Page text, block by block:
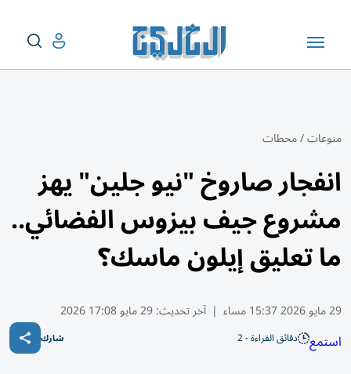
منوعات/محطات
انفجار صاروخ "نيو جلين" يهز
مشروع جيف بيزوس الفضائي..
ما تعليق إيلون ماسك؟
29 مايو 2026 15:37 مساء | آخر تحديث:29 مايو 17:08 2026
استمع دقائق القراءة - 2 شارك